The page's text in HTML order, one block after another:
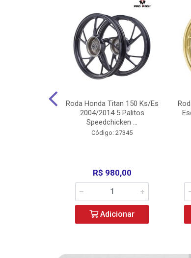
Roda Honda Titan 150 Ks/Es
2004/2014 5 Palitos
Speedchicken ...
Código: 27345
R$ 980,00
Adicionar